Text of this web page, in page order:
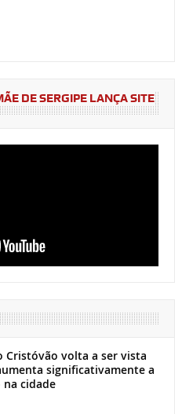
DE SERGIPE LANÇA SITE
Cristóvão volta a ser vista
significativamente a
cidade